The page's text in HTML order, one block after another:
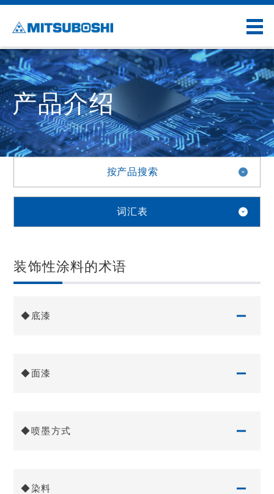
产品介绍
按产品搜索
词汇表
装饰性涂料的术语
◆底漆
◆面漆
◆喷墨方式
◆染料